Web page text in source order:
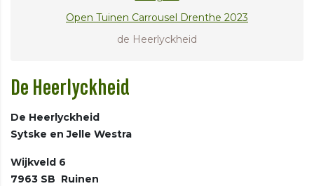
Open Tuinen Carrousel Drenthe 2023
de Heerlyckheid
De Heerlyckheid
De Heerlyckheid
Sytske en Jelle Westra
Wijkveld 6
7963 SB Ruinen